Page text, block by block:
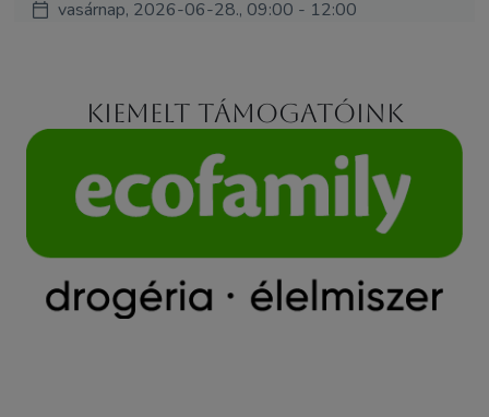
vasárnap, 2026-06-28., 09:00 - 12:00
Kiemelt támogatóink